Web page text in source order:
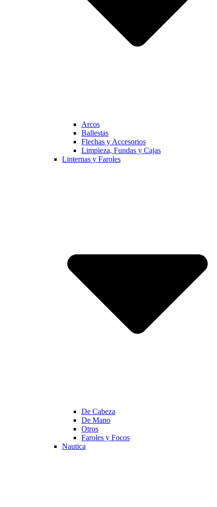
Arcos
Ballestas
Flechas y Accesorios
Limpieza, Fundas y Cajas
Linternas y Faroles
De Cabeza
De Mano
Otros
Faroles y Focos
Nautica